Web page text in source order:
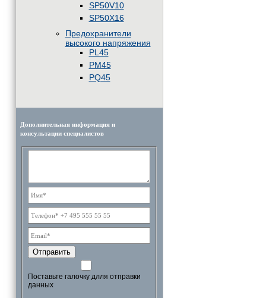
SP50V10
SP50X16
Предохранители
высокого напряжения
PL45
PM45
PQ45
Дополнительная информация и
консультации специалистов
Отправить
Поставьте галочку длля отправки
данных